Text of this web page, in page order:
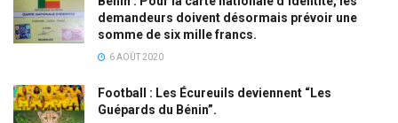
demandeurs doivent désormais prévoir une
somme de six mille francs.
6 AOÛT 2020
Football : Les Écureuils deviennent “Les
Guépards du Bénin”.